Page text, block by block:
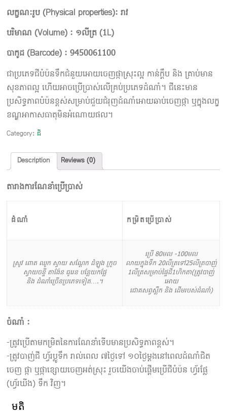
លក្ខណ:​រូប (Physical properties):រាវ
បរិមាណ (Volume) : ­­១លីត្រ (1L)
បាកូដ (Barcode) : 9450061100
ជាប្រភេទជីបំប៉នទឹកជំនួយអោយចេញផ្កាស្រុះល្អ កាន់ក្តឹប និង គ្រាប់មាន
សុខភាពល្អ ហើយអាចប្រើប្រាស់លើគ្រប់ប្រភេទដំណាំ។ ជីនេះមាន
ប្រសិទ្ធភាពបំប៉នខ្ពស់សម្រាប់ជួយជំរុញដំណាំអោយឆាប់ចេញផ្កា ឬក្នុងលក្ខ
ខណ្ឌអាកាសធាតុមិនអំណោយផល។
Category:ជី
Description Reviews (0)
តារាងការណែនាំប្រើប្រាស់
ដំណាំ កម្រិតប្រើប្រាស់
ស្រូវ ពោត ឈូក ស្វាយ សណ្តែក ដំឡូង ក្រូច
ស្វាយចន្ទី តាង៉ែន ធូរេន បន្លែយកផ្លែ
និង ដំណាំច្រើនប្រភេទទៀត….។
ប្រើ 80មល -100មល
លាយក្នុងទឹក​ 20លីត្រទៅ25លីត្របាញ់
1លីត្រសម្រាប់ផ្ទៃដី1ហិកតា(ត្រូវបាញ់
អោយ
ជោគសព្វស្លឹក និង ដើមរបស់ដំណាំ)
ចំណាំ :
-ត្រូវប្រើតាមកម្រិតនៃការណែនាំទើបមានប្រសិទ្ធភាពខ្ពស់។
-ត្រូវបាញ់ជី ហ្វ័រប្លូទឹក រាល់ពេល ៧ថ្ងៃទៅ ១០ថ្ងៃម្តងនៅពេលដំណាំជិត
ចេញ ផ្កា ឬផ្កាខ្សោយចេញអត់ស្រុះ រួចយើងចាប់ផ្តើមប្រើជីបំប៉ន ហ្វ័រផ្លែ
(ហ្វ័រឃីង) ទឹក វិញ។
មតិ